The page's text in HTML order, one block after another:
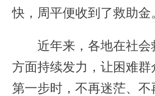
快，周平便收到了救助金
近年来，各地在社会
方面持续发力，让困难群
第一步时，不再迷茫、不